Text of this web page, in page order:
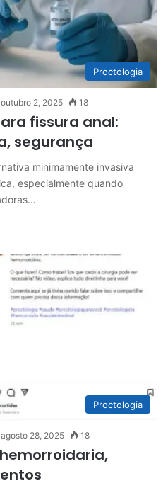
Proctologia
outubro 2, 2025 18
fissura anal:
segurança
minimamente invasiva
especialmente quando
Proctologia
agosto 28, 2025 18